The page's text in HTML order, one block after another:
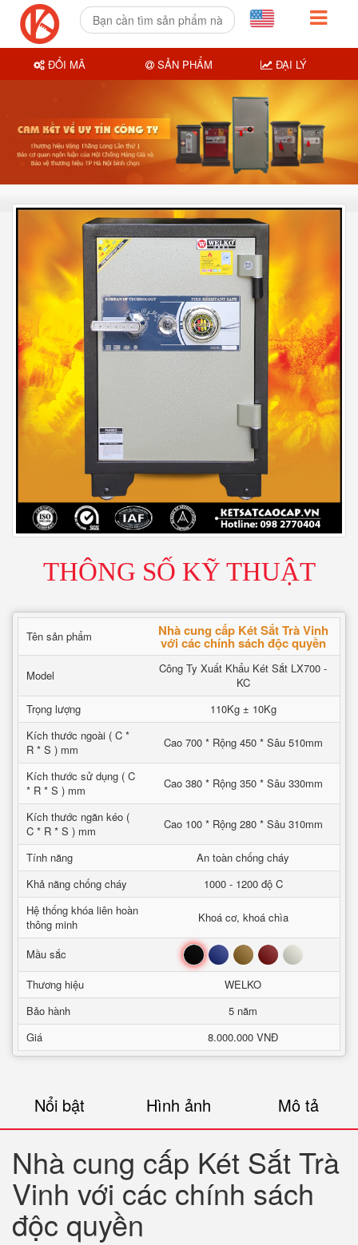
THÔNG SỐ KỸ THUẬT
Tên sản phẩm Nhà cung cấp Két Sắt Trà Vinh
với các chính sách độc quyền
Model
Công Ty Xuất Khẩu Két Sắt LX700 -
KC
Trọng lượng
110Kg ± 10Kg
Kích thước ngoài ( C *
R * S ) mm
Cao 700 * Rộng 450 * Sâu 510mm
Kích thước sử dụng ( C
* R * S ) mm
Cao 380 * Rộng 350 * Sâu 330mm
Kích thước ngăn kéo (
C * R * S ) mm
Cao 100 * Rộng 280 * Sâu 310mm
Tính năng
An toàn chống cháy
Khả năng chống cháy
1000 - 1200 độ C
Hệ thống khóa liên hoàn
thông minh
Khoá cơ, khoá chìa
Mầu sắc Đen Xanh Nâu Đỏ Trắng
Thương hiệu
WELKO
Bảo hành
5 năm
Giá
8.000.000 VNĐ
Nổi bật Hình ảnh Mô tả
Nhà cung cấp Két Sắt Trà
Vinh với các chính sách
độc quyền
ĐỔI MÃ SẢN PHẨM ĐẠI LÝ